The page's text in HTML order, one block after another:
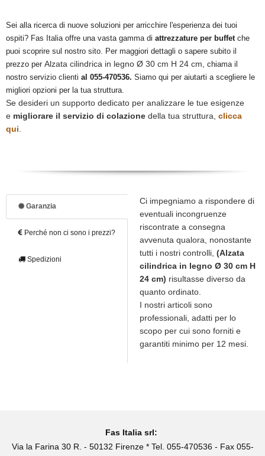
Sei alla ricerca di nuove soluzioni per arricchire l'esperienza dei tuoi
ospiti? Fas Italia offre una vasta gamma di attrezzature per buffetche
puoi scoprire sul nostro sito. Per maggiori dettagli o sapere subito il
prezzo per Alzata cilindrica in legno Ø 30 cm H 24 cm, chiama il
nostro servizio clienti al 055-470536. Siamo qui per aiutarti a scegliere le
migliori opzioni per la tua struttura.
Se desideri un supporto dedicato per analizzare le tue esigenze
e migliorare il servizio di colazione della tua struttura, clicca
qui.
Garanzia
Perché non ci sono i prezzi?
Spedizioni
Ci impegniamo a rispondere di
eventuali incongruenze
riscontrate a consegna
avvenuta qualora, nonostante
tutti i nostri controlli, (Alzata
cilindrica in legno Ø 30 cm H
24 cm) risultasse diverso da
quanto ordinato.
I nostri articoli sono
professionali, adatti per lo
scopo per cui sono forniti e
garantiti minimo per 12 mesi.
Fas Italia srl:
Via la Farina 30 R. - 50132 Firenze * Tel. 055-470536 - Fax 055-